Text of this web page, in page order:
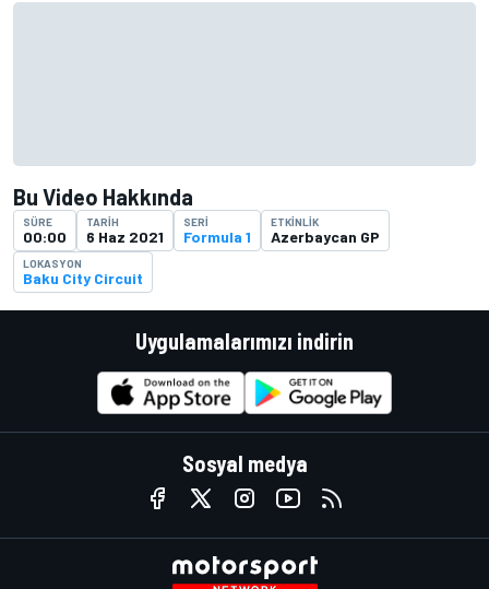
Bu Video Hakkında
SÜRE
00:00
TARIH
6 Haz 2021
SERI
Formula 1
ETKINLIK
Azerbaycan GP
LOKASYON
Baku City Circuit
Uygulamalarımızı indirin
Sosyal medya